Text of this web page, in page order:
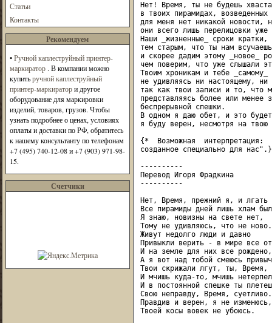
Статьи
Контакты
Рекомендуем
•Ручной каплеструйный принтер-
маркиратор. В компании можно
купитьручной каплеструйный
принтер-маркиратори другое
оборудование для маркировки
изделий, товаров, грузов. Чтобы
узнать подробнее о ценах, условиях
оплаты и доставки по РФ, обратитесь
к нашему консультанту по телефонам
+7 (495) 740-12-08 и +7 (903) 971-98-
15.
Счетчики
Нет! Время, ты не будешь
в твоих пирамидах,
для меня нет никакой новости,
они всего лишь перелицовки уже
Наши _жизненные_ сроки
тем старым, что ты нам
и скорее дадим этому _новое_
чем поверим, что уже слышали
Твоим хроникам и тебе
не удивляясь ни настоящему, ни
так как твои записи и то, что
представляясь более или менее
беспрерывной спешки.
В одном я даю обет, и это
я буду верен, несмотря на
{*  Возможная  интерпретация:
созданное специально для нас".}
----------
Перевод Игоря Фрадкина
----------
Нет, Время, прежний я, и лгать
Все пирамиды дней лишь хлам
Я знаю, новизны на свете нет,
Тому не удивляюсь, что не ново.
Живут недолго люди и давно
Привыкли верить - в мире все
И на земле для них все рождено,
А я вот над тобой смеюсь
Твои скрижали лгут, ты, Время,
И мчишь куда-то, мчишь
И в постоянной спешке ты
Свою неправду, Время, суетливо.
Правдив и верен, я не изменюсь,
Твоей косы вовек не убоюсь.